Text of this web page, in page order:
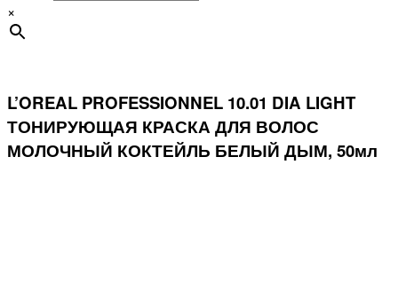
×
L’OREAL PROFESSIONNEL 10.01 DIA LIGHT
ТОНИРУЮЩАЯ КРАСКА ДЛЯ ВОЛОС
МОЛОЧНЫЙ КОКТЕЙЛЬ БЕЛЫЙ ДЫМ, 50мл